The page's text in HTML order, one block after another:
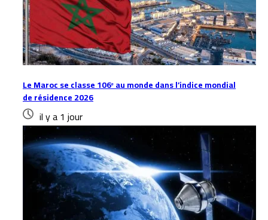
Le Maroc se classe 106ᵉ au monde dans l’indice mondial
de résidence 2026
il y a 1 jour